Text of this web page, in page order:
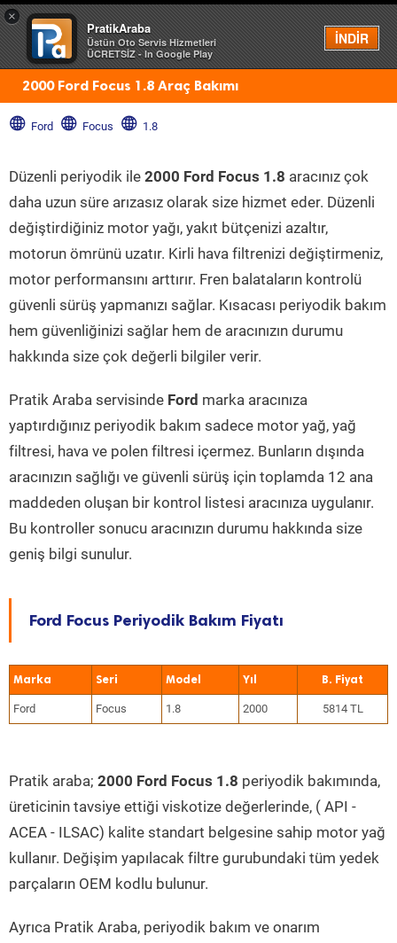
×
PratikAraba
Üstün Oto Servis Hizmetleri
ÜCRETSİZ - In Google Play
İNDİR
Menü
2000 Ford Focus 1.8 Araç Bakımı
Ford Focus 1.8
Düzenli periyodik ile 2000 Ford Focus 1.8 aracınız çok
daha uzun süre arızasız olarak size hizmet eder. Düzenli
değiştirdiğiniz motor yağı, yakıt bütçenizi azaltır,
motorun ömrünü uzatır. Kirli hava filtrenizi değiştirmeniz,
motor performansını arttırır. Fren balataların kontrolü
güvenli sürüş yapmanızı sağlar. Kısacası periyodik bakım
hem güvenliğinizi sağlar hem de aracınızın durumu
hakkında size çok değerli bilgiler verir.
Pratik Araba servisinde Ford marka aracınıza
yaptırdığınız periyodik bakım sadece motor yağ, yağ
filtresi, hava ve polen filtresi içermez. Bunların dışında
aracınızın sağlığı ve güvenli sürüş için toplamda 12 ana
maddeden oluşan bir kontrol listesi aracınıza uygulanır.
Bu kontroller sonucu aracınızın durumu hakkında size
geniş bilgi sunulur.
Ford Focus Periyodik Bakım Fiyatı
Marka Seri Model Yıl
Ford Focus 1.8 2000 5814 TL
Pratik araba; 2000 Ford Focus 1.8 periyodik bakımında,
üreticinin tavsiye ettiği viskotize değerlerinde, ( API -
ACEA - ILSAC) kalite standart belgesine sahip motor yağ
kullanır. Değişim yapılacak filtre gurubundaki tüm yedek
parçaların OEM kodlu bulunur.
Ayrıca Pratik Araba, periyodik bakım ve onarım